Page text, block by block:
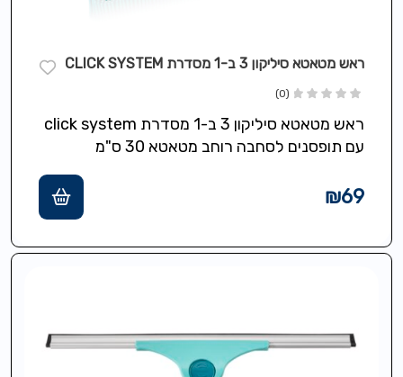
ראש מטאטא סיליקון 3 ב-1 מסדרת CLICK SYSTEM
(0)
ראש מטאטא סיליקון 3 ב-1 מסדרת click system
עם תופסנים לסחבה רוחב מטאטא 30 ס"מ
₪69